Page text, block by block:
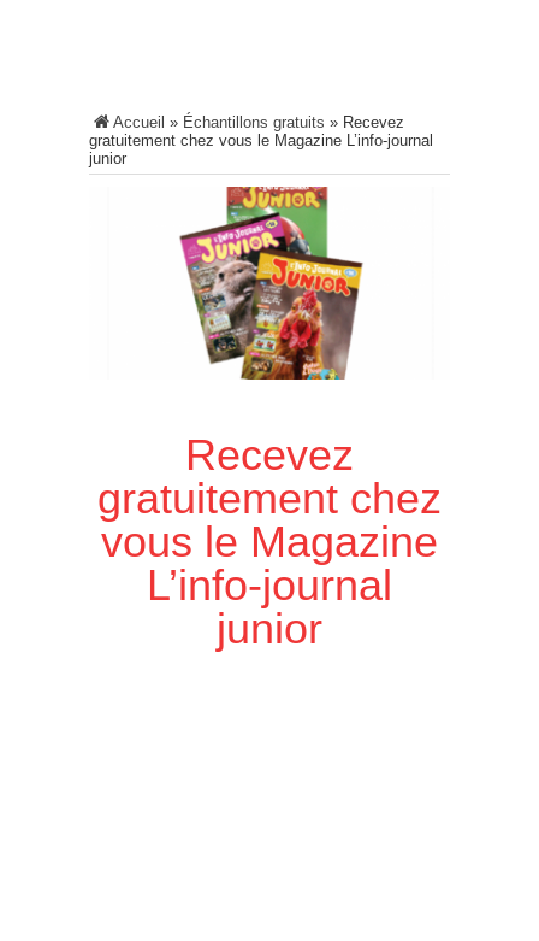
Accueil » Échantillons gratuits » Recevez
gratuitement chez vous le Magazine L’info-journal
junior
Recevez
gratuitement chez
vous le Magazine
L’info-journal
junior